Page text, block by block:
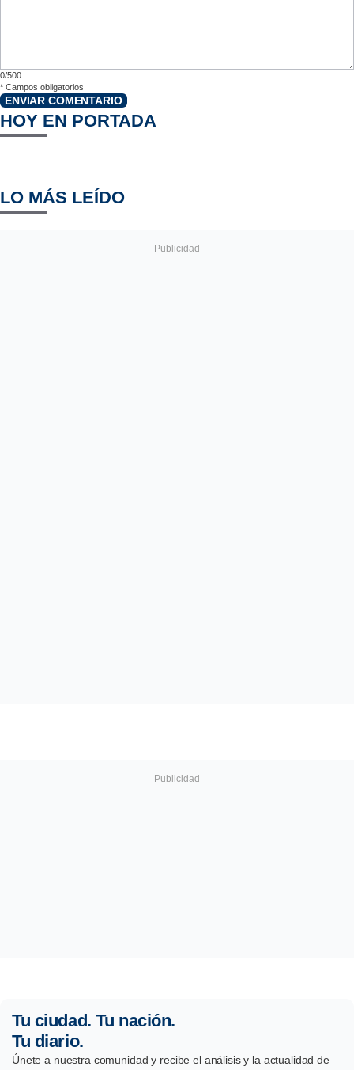
0/500
* Campos obligatorios
ENVIAR COMENTARIO
HOY EN PORTADA
LO MÁS LEÍDO
Tu ciudad. Tu nación.
Tu diario.
Únete a nuestra comunidad y recibe el análisis y la actualidad de